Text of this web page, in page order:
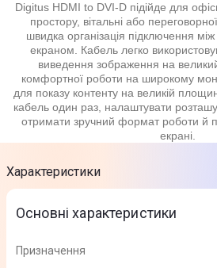
Digitus HDMI to DVI-D підійде для
простору, вітальні або
швидка організація підключення
екраном. Кабель легко
виведення зображення на
комфортної роботи на широкому
для показу контенту на великій
кабель один раз, налаштувати
отримати зручний формат роботи й
екрані.
Характеристики
Основні характеристики
Призначення